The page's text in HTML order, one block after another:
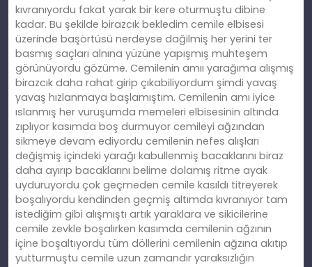
kıvranıyordu fakat yarak bir kere oturmuştu dibine
kadar. Bu şekilde birazcık bekledim cemile elbisesi
üzerinde başörtüsü nerdeyse dağilmiş her yerini ter
basmış saçları alnına yüzüne yapışmış muhteşem
görünüyordu gözüme. Cemilenin amıı yarağıma alışmış
birazcık daha rahat girip çıkabiliyordum şimdi yavaş
yavaş hızlanmaya başlamıştım. Cemilenin amı iyice
ıslanmış her vuruşumda memeleri elbisesinin altında
zıplıyor kasımda boş durmuyor cemileyi ağzından
sikmeye devam ediyordu cemilenin nefes alışları
değişmiş içindeki yarağı kabullenmiş bacaklarını biraz
daha ayırıp bacaklarını belime dolamış ritme ayak
uyduruyordu çok geçmeden cemile kasıldı titreyerek
boşalıyordu kendinden geçmiş altımda kıvranıyor tam
istediğim gibi alışmıştı artık yaraklara ve sikicilerine
cemile zevkle boşalırken kasımda cemilenin ağzının
içine boşaltıyordu tüm döllerini cemilenin ağzına akıtıp
yutturmuştu cemile uzun zamandır yaraksızlığın